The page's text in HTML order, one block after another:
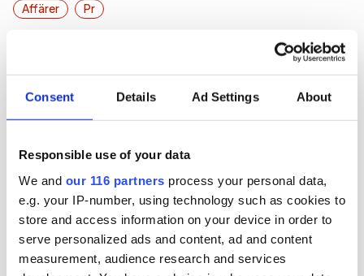
Consent Details Ad Settings About
Responsible use of your data
We and our 116 partners process your personal data,
e.g. your IP-number, using technology such as cookies to
store and access information on your device in order to
serve personalized ads and content, ad and content
measurement, audience research and services
Affärer Pr
Minskad lönsamhet på Hallvarsson
Pr-byrån Hallvarsson & Halvarsson tappade i
Affärer Pr
2026-07-20, 11:09
Kulturbyrå blir mindre